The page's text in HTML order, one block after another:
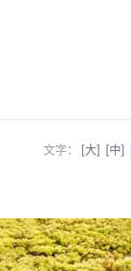
文字： [大] [中]